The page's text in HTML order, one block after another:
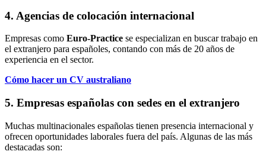
4. Agencias de colocación internacional
Empresas como Euro-Practice se especializan en buscar trabajo en
el extranjero para españoles, contando con más de 20 años de
experiencia en el sector.
Cómo hacer un CV australiano
5. Empresas españolas con sedes en el extranjero
Muchas multinacionales españolas tienen presencia internacional y
ofrecen oportunidades laborales fuera del país. Algunas de las más
destacadas son: